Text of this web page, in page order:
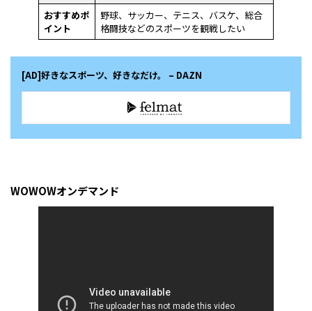
おすすめポ
イント
野球、サッカー、テニス、バスケ、総合
格闘技などのスポーツを観戦したい
[AD]好きなスポーツ、好きなだけ。 – DAZN
WOWOWオンデマンド